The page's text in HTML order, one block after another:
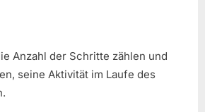
Anzahl der Schritte zählen und
seine Aktivität im Laufe des